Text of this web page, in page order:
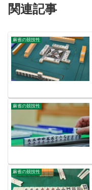
関連記事
麻雀の競技性
麻雀の競技性
麻雀の競技性